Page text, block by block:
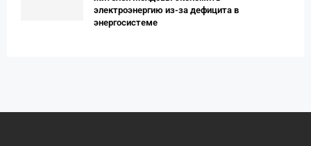
электроэнергию из-за дефицита в
энергосистеме